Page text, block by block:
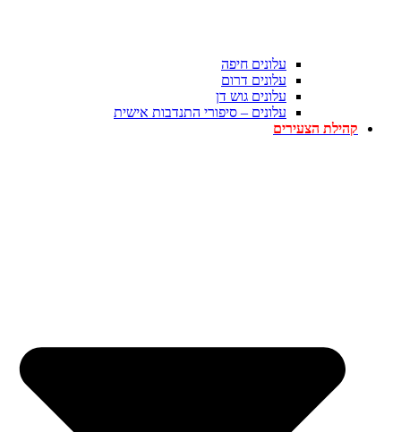
עלונים חיפה
עלונים דרום
עלונים גוש דן
עלונים – סיפורי התנדבות אישית
קהילת הצעירים